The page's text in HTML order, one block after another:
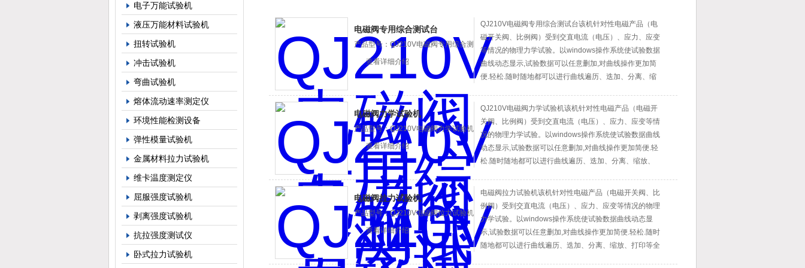
电子万能试验机
液压万能材料试验机
扭转试验机
冲击试验机
弯曲试验机
熔体流动速率测定仪
环境性能检测设备
弹性模量试验机
金属材料拉力试验机
维卡温度测定仪
屈服强度试验机
剥离强度试验机
抗拉强度测试仪
卧式拉力试验机
电磁阀专用综合测试台
产品型号：QJ210V电磁阀专用综合测
查看详细介绍
QJ210V电磁阀专用综合测试台该机针对性电磁产品（电
磁开关阀、比例阀）受到交直电流（电压）、应力、应变
等情况的物理力学试验。以windows操作系统使试验数据
曲线动态显示,试验数据可以任意删加,对曲线操作更加简
便.轻松.随时随地都可以进行曲线遍历、迭加、分离、缩
电磁阀力学试验机
产品型号：QJ210V电磁阀力学试验机
查看详细介绍
QJ210V电磁阀力学试验机该机针对性电磁产品（电磁开
关阀、比例阀）受到交直电流（电压）、应力、应变等情
况的物理力学试验。以windows操作系统使试验数据曲线
动态显示,试验数据可以任意删加,对曲线操作更加简便.轻
松.随时随地都可以进行曲线遍历、迭加、分离、缩放、
电磁阀拉力试验机
产品型号：QJ210V电磁阀拉力试验机
查看详细介绍
电磁阀拉力试验机该机针对性电磁产品（电磁开关阀、比
例阀）受到交直电流（电压）、应力、应变等情况的物理
力学试验。以windows操作系统使试验数据曲线动态显
示,试验数据可以任意删加,对曲线操作更加简便.轻松.随时
随地都可以进行曲线遍历、迭加、分离、缩放、打印等全